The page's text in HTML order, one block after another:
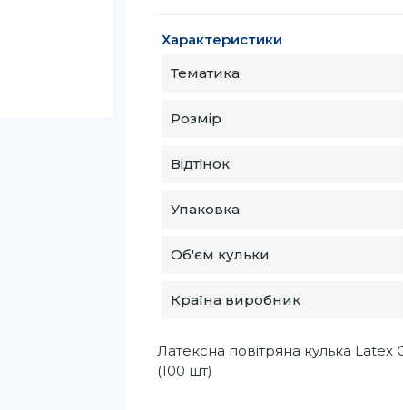
Характеристики
Тематика
Розмір
Відтінок
Упаковка
Об'єм кульки
Країна виробник
Латексна повітряна кулька Latex
(100 шт)